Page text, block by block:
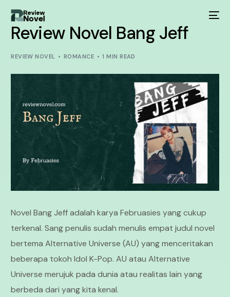
Review Novel Bang Jeff
REVIEW NOVEL ROMANCE 1 MIN READ
Novel Bang Jeff adalah karya Februasies yang cukup
terkenal. Sang penulis sudah menulis empat judul novel
bertema Alternative Universe (AU) yang menceritakan
beberapa tokoh Idol K-Pop. AU atau Alternative
Universe merujuk pada dunia atau realitas lain yang
berbeda dari yang kita kenal.